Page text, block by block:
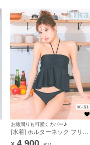
お腹周りも可愛くカバー♪
[水着] ホルターネック フリル
フレア ビスチェ ワンカラー